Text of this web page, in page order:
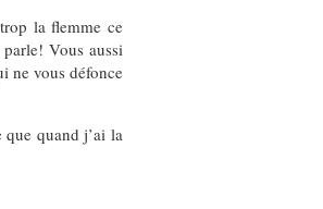
la flemme ce
Vous aussi
ne vous défonce
que quand j’ai la